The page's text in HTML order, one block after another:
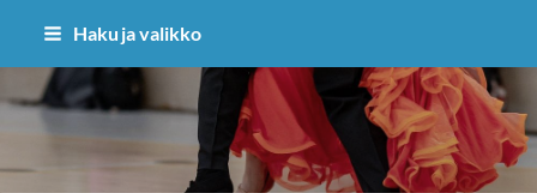
Siirry
sisältöön
Haku ja valikko
Habanera ry